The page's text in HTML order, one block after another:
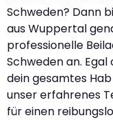
Schweden? Dann
aus Wuppertal
professionelle
Schweden an.
dein gesamtes
unser erfahrenes
für einen